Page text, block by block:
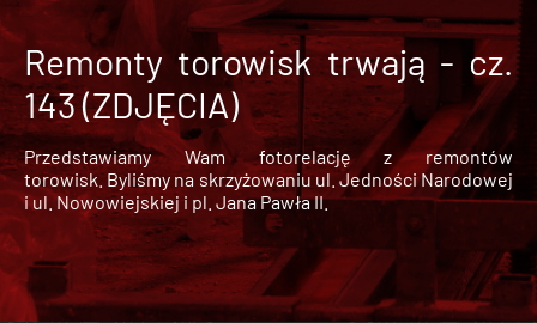
Remonty torowisk trwają - cz.
143 (ZDJĘCIA)
Przedstawiamy Wam fotorelację z remontów
torowisk. Byliśmy na skrzyżowaniu ul. Jedności Narodowej
i ul. Nowowiejskiej i pl. Jana Pawła II.